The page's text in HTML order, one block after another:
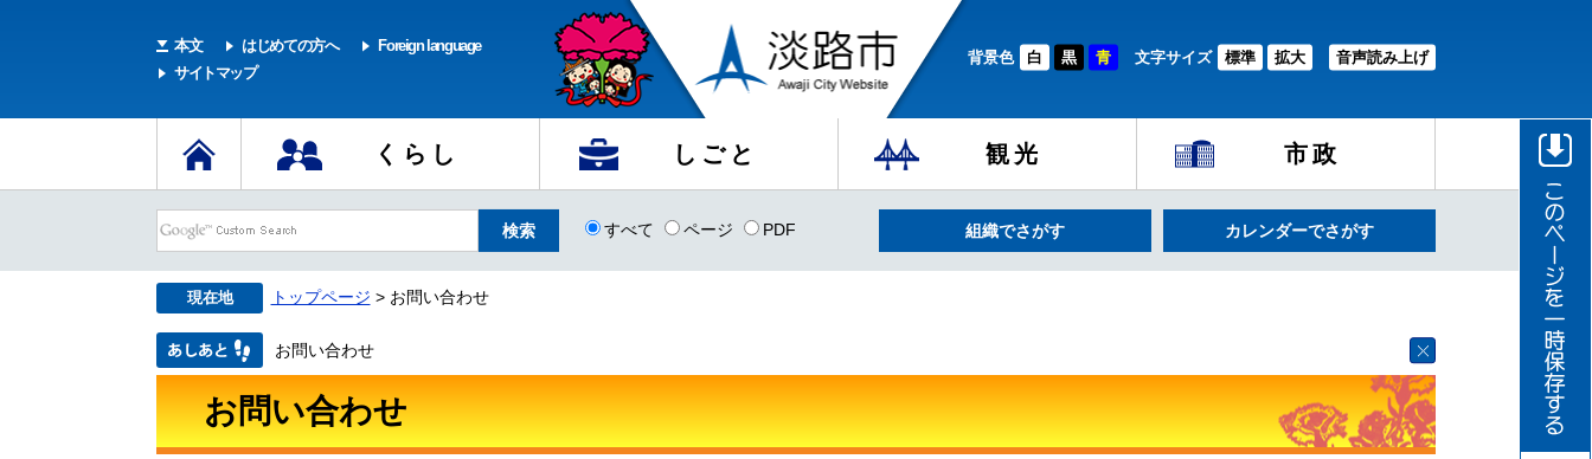
本文 はじめての方へ
Foreign language
サイトマップ
背景色 白 黒 青 文字サイズ 標準 拡大 音声読み上げ
くらし しごと 観光 市政
すべて ページ PDF 組織でさがす カレンダーでさがす
現在地 トップページ > お問い合わせ
お問い合わせ
お問い合わせ